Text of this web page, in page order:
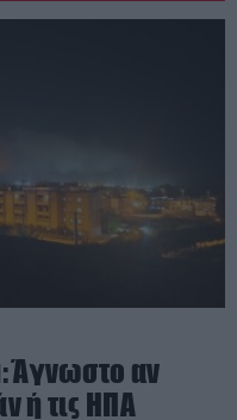
Άγνωστο αν
ή τις ΗΠΑ